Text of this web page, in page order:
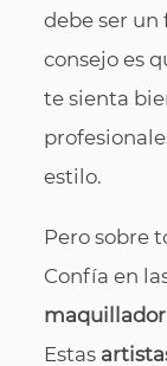
debe ser
consejo es
te sienta
estilo.
Pero sobre
Confía en
Estas